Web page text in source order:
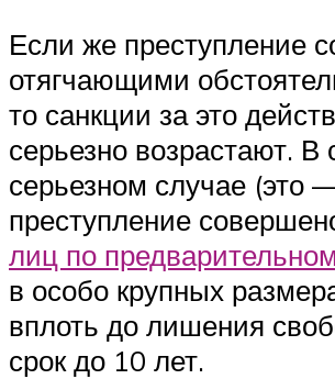
Если же преступление
отягчающими
то санкции за это
серьезно возрастают. В
серьезном случае (это
преступление
лиц по
в особо крупных
вплоть до лишения
срок до 10 лет.